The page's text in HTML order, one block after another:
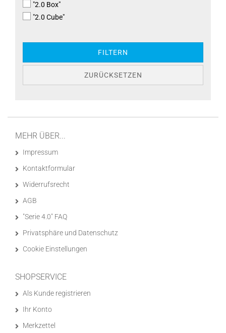
"2.0 Box"
"2.0 Cube"
FILTERN
ZURÜCKSETZEN
MEHR ÜBER...
Impressum
Kontaktformular
Widerrufsrecht
AGB
"Serie 4.0" FAQ
Privatsphäre und Datenschutz
Cookie Einstellungen
SHOPSERVICE
Als Kunde registrieren
Ihr Konto
Merkzettel